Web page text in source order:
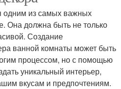
одним из самых важных
Она должна быть не только
Создание
ванной комнаты может быть
процессом, но с помощью
уникальный интерьер,
вкусам и предпочтениям.